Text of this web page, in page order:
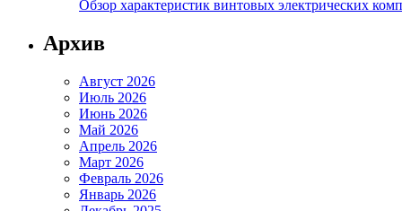
Обзор характеристик винтовых электрических
Архив
Август 2026
Июль 2026
Июнь 2026
Май 2026
Апрель 2026
Март 2026
Февраль 2026
Январь 2026